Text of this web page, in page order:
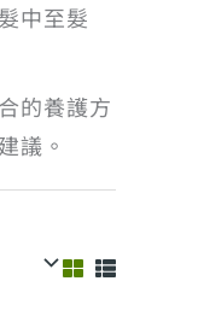
中至髮
的養護方
議。